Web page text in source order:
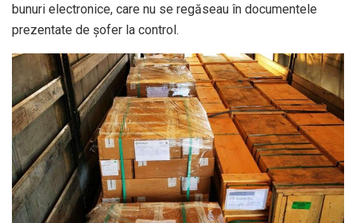
bunuri electronice, care nu se regăseau în documentele
prezentate de şofer la control.